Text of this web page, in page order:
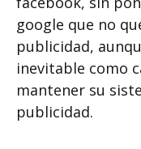
google que no
publicidad,
inevitable como
mantener su
publicidad.